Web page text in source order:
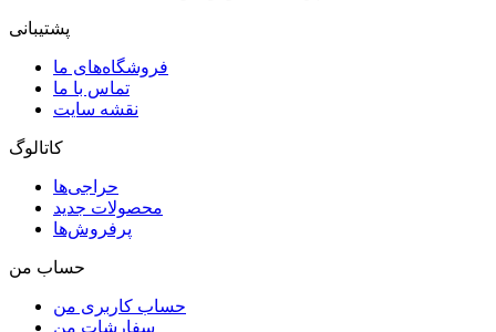
پشتیبانی
فروشگاه‌های ما
تماس با ما
نقشه سایت
کاتالوگ
حراجی‌ها
محصولات جدید
پرفروش‌ها
حساب من
حساب کاربری من
سفارشات من